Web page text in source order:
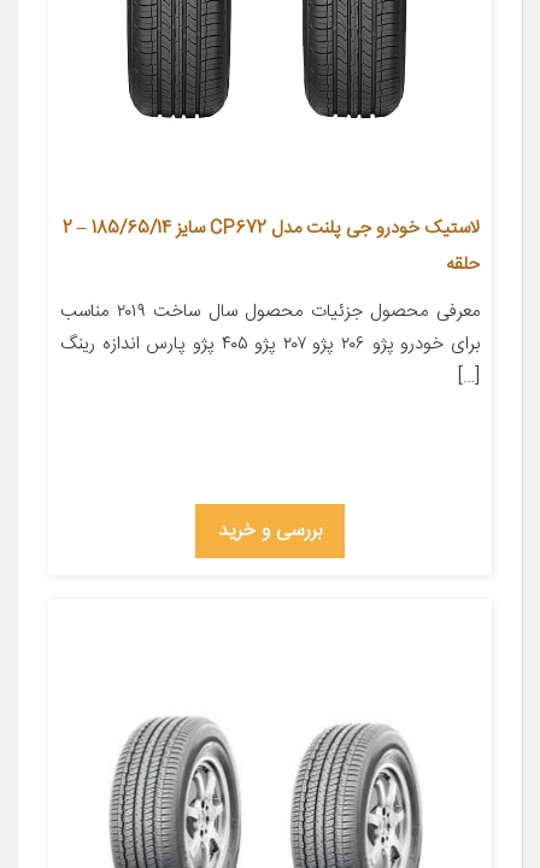
لاستیک خودرو جی پلنت مدل CP672 سایز 185/65/14 – 2
حلقه
معرفی محصول جزئیات محصول سال ساخت ۲۰۱۹ مناسب
برای خودرو پژو ۲۰۶ پژو ۲۰۷ پژو ۴۰۵ پژو پارس اندازه رینگ
[…]
بررسی و خرید